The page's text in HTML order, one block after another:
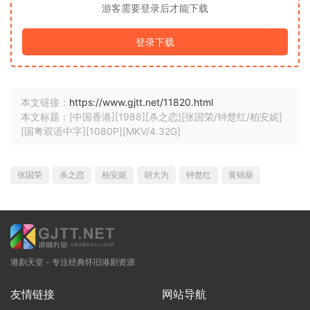
游客需要登录后才能下载
登录下载
本文链接： https://www.gjtt.net/11820.html
本文标题：[中国香港][1988][杀之恋][张国荣/钟楚红/柏安妮]
[国粤双语中字][1080P][MKV/4.32G]
张国荣 杀之恋 柏安妮 胡大为 钟楚红 黄锦燊
港剧天堂 - 专注经典怀旧港剧资源
友情链接 网站导航